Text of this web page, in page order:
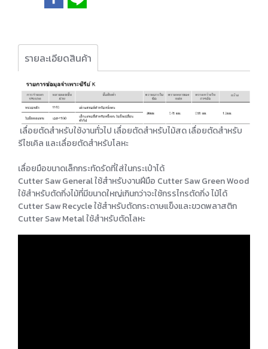
รายละเอียดสินค้า
เลื่อยตัดสำหรับใช้งานทั่วไป เลื่อยตัดสำหรับไม้สด เลื่อยตัดสำหรับ
รีไซเคิล และเลื่อยตัดสำหรับโลหะ
เลื่อยมือขนาดเล็กกระทัดรัดที่ใส่ในกระเป๋าได้
Cutter Saw General ใช้สำหรับงานฝีมือ Cutter Saw Green Wood
ใช้สำหรับตัดกิ่งไม้ที่มีขนาดใหญ่เกินกว่าจะใช้กรรไกรตัดกิ่ง ไม้ได้
Cutter Saw Recycle ใช้สำหรับตัดกระดาษแข็งและขวดพลาสติก
Cutter Saw Metal ใช้สำหรับตัดโลหะ